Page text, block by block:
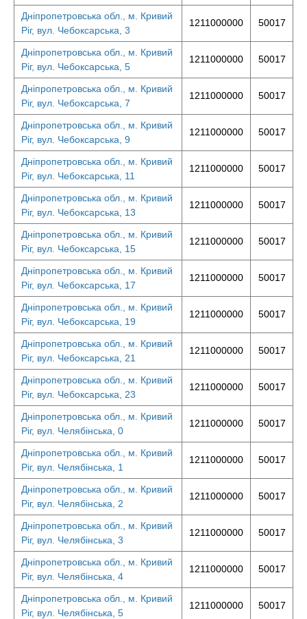
Дніпропетровська обл., м. Кривий
Ріг, вул. Чебоксарська, 3
1211000000 50017
Дніпропетровська обл., м. Кривий
Ріг, вул. Чебоксарська, 5
1211000000 50017
Дніпропетровська обл., м. Кривий
Ріг, вул. Чебоксарська, 7
1211000000 50017
Дніпропетровська обл., м. Кривий
Ріг, вул. Чебоксарська, 9
1211000000 50017
Дніпропетровська обл., м. Кривий
Ріг, вул. Чебоксарська, 11
1211000000 50017
Дніпропетровська обл., м. Кривий
Ріг, вул. Чебоксарська, 13
1211000000 50017
Дніпропетровська обл., м. Кривий
Ріг, вул. Чебоксарська, 15
1211000000 50017
Дніпропетровська обл., м. Кривий
Ріг, вул. Чебоксарська, 17
1211000000 50017
Дніпропетровська обл., м. Кривий
Ріг, вул. Чебоксарська, 19
1211000000 50017
Дніпропетровська обл., м. Кривий
Ріг, вул. Чебоксарська, 21
1211000000 50017
Дніпропетровська обл., м. Кривий
Ріг, вул. Чебоксарська, 23
1211000000 50017
Дніпропетровська обл., м. Кривий
Ріг, вул. Челябінська, 0
1211000000 50017
Дніпропетровська обл., м. Кривий
Ріг, вул. Челябінська, 1
1211000000 50017
Дніпропетровська обл., м. Кривий
Ріг, вул. Челябінська, 2
1211000000 50017
Дніпропетровська обл., м. Кривий
Ріг, вул. Челябінська, 3
1211000000 50017
Дніпропетровська обл., м. Кривий
Ріг, вул. Челябінська, 4
1211000000 50017
Дніпропетровська обл., м. Кривий
Ріг, вул. Челябінська, 5
1211000000 50017